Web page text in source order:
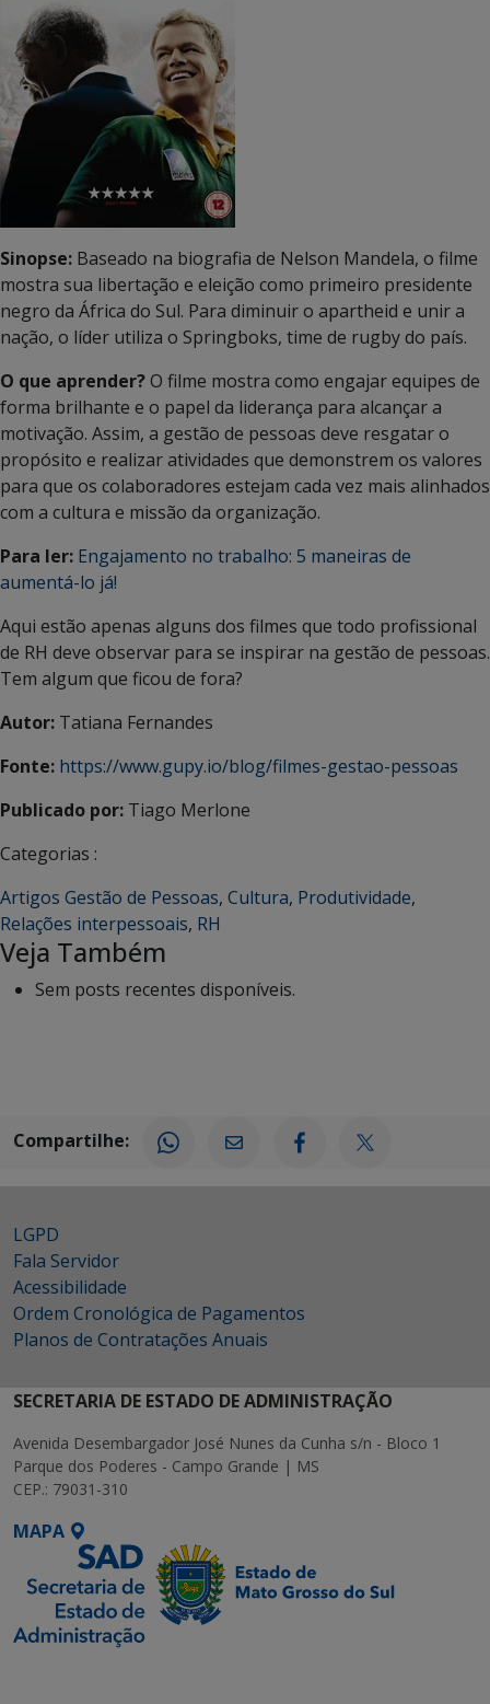
Sinopse: Baseado na biografia de Nelson Mandela, o filme
mostra sua libertação e eleição como primeiro presidente
negro da África do Sul. Para diminuir o apartheid e unir a
nação, o líder utiliza o Springboks, time de rugby do país.
O que aprender?O filme mostra como engajar equipes de
forma brilhante e o papel da liderança para alcançar a
motivação. Assim, a gestão de pessoas deve resgatar o
propósito e realizar atividades que demonstrem os valores
para que os colaboradores estejam cada vez mais alinhados
com a cultura e missão da organização.
Para ler: Engajamento no trabalho: 5 maneiras de
aumentá-lo já!
Aqui estão apenas alguns dos filmes que todo profissional
de RH deve observar para se inspirar na gestão de pessoas.
Tem algum que ficou de fora?
Autor: Tatiana Fernandes
Fonte: https://www.gupy.io/blog/filmes-gestao-pessoas
Publicado por: Tiago Merlone
Categorias :
Artigos Gestão de Pessoas, Cultura, Produtividade,
Relações interpessoais, RH
Veja Também
Sem posts recentes disponíveis.
Compartilhe:
LGPD
Fala Servidor
Acessibilidade
Ordem Cronológica de Pagamentos
Planos de Contratações Anuais
SECRETARIA DE ESTADO DE ADMINISTRAÇÃO
Avenida Desembargador José Nunes da Cunha s/n - Bloco 1
Parque dos Poderes - Campo Grande | MS
CEP.: 79031-310
MAPA